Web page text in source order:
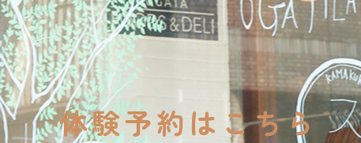
体験予約はこちら